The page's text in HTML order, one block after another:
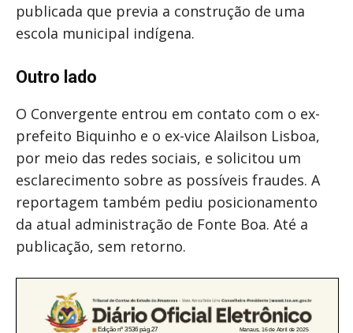
publicada que previa a construção de uma
escola municipal indígena.
Outro lado
O Convergente entrou em contato com o ex-
prefeito Biquinho e o ex-vice Alailson Lisboa,
por meio das redes sociais, e solicitou um
esclarecimento sobre as possíveis fraudes. A
reportagem também pediu posicionamento
da atual administração de Fonte Boa. Até a
publicação, sem retorno.